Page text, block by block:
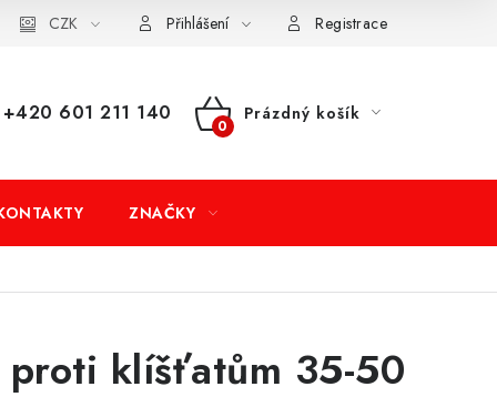
podmínky Doprava a platba Moje objednávka
CZK Přihlášení Registrace
601 211 140
NÁKUPNÍ
Prázdný košík
ZNAČKY
proti klíšťatům 35-50